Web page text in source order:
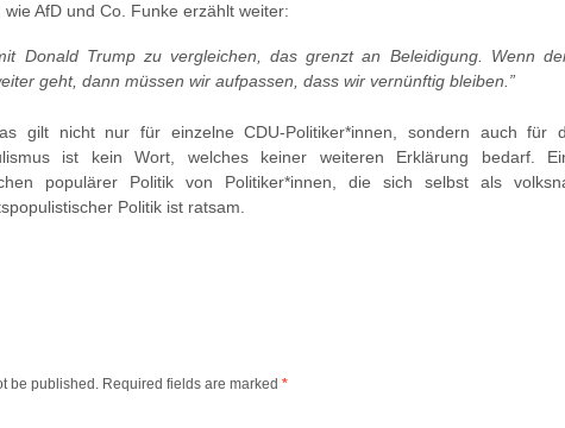
AfD und Co. Funke erzählt weiter:
Donald Trump zu vergleichen, das grenzt an Beleidigung. Wenn
geht, dann müssen wir aufpassen, dass wir vernünftig bleiben.”
gilt nicht nur für einzelne CDU-Politiker*innen, sondern auch für
ist kein Wort, welches keiner weiteren Erklärung bedarf.
populärer Politik von Politiker*innen, die sich selbst als
Politik ist ratsam.
be published. Required fields are marked *